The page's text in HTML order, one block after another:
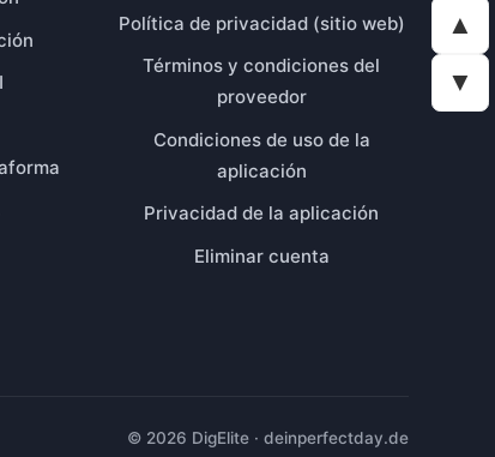
Política de privacidad (sitio web)
Términos y condiciones del
proveedor
Condiciones de uso de la
aplicación
Privacidad de la aplicación
Eliminar cuenta
© 2026 DigElite · deinperfectday.de
▲
▼